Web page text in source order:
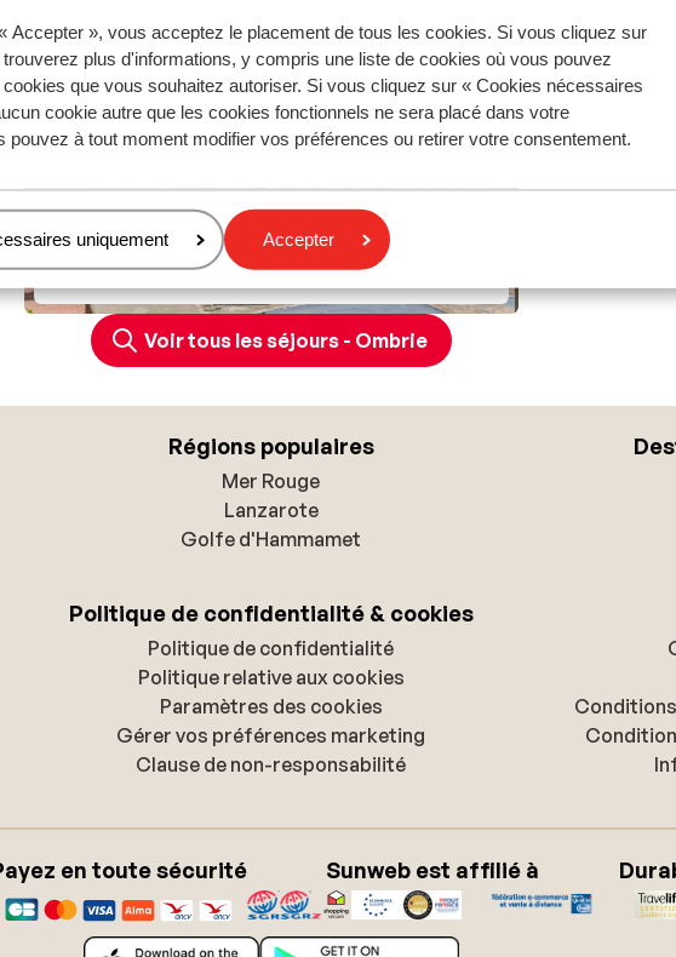
Accepter », vous acceptez le placement de tous les cookies. Si vous cliquez sur
plus d'informations, y compris une liste de cookies où vous pouvez
que vous souhaitez autoriser. Si vous cliquez sur « Cookies nécessaires
cookie autre que les cookies fonctionnels ne sera placé dans votre
pouvez à tout moment modifier vos préférences ou retirer votre consentement.
uniquement Accepter
pour sa nourriture ! En Ombrie, vous aurez l’occasion de
italien. Certaines villes proposent même de suivre un cours
mets italiens… La région de d'Ombrie est réputée pour sa
Tuoro sul Trasimeno
Voir tous les séjours - Ombrie
Régions populaires
Mer Rouge
Lanzarote
Golfe d'Hammamet
Politique de confidentialité & cookies
Politique de confidentialité
Politique relative aux cookies
Paramètres des cookies
Gérer vos préférences marketing
Clause de non-responsabilité
en toute sécurité Sunweb est affilié à